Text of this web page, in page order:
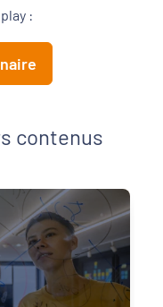
:
contenus